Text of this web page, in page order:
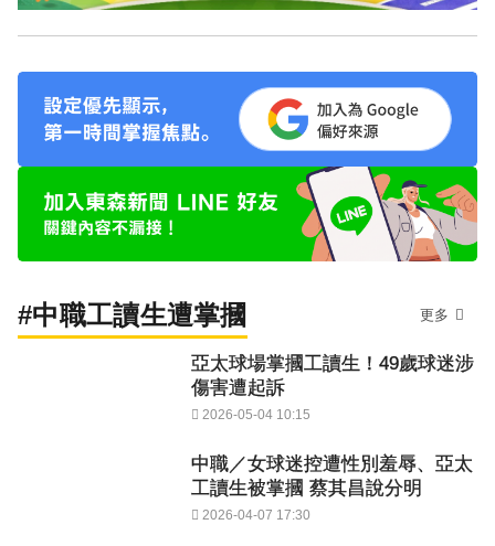
#中職工讀生遭掌摑 更多
亞太球場掌摑工讀生！49歲球迷涉
傷害遭起訴
2026-05-04 10:15
中職／女球迷控遭性別羞辱、亞太
工讀生被掌摑 蔡其昌說分明
2026-04-07 17:30